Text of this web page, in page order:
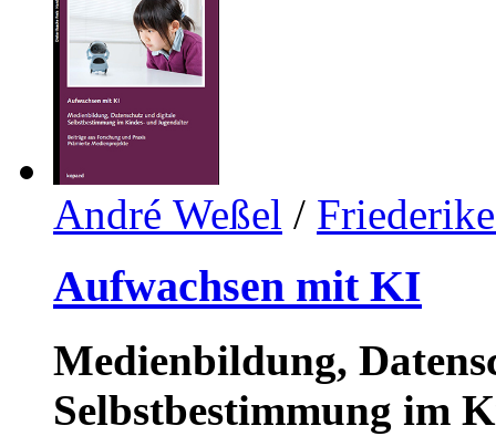
André Weßel /
Aufwachsen mit KI
Medienbildung,
Selbstbestimmung im